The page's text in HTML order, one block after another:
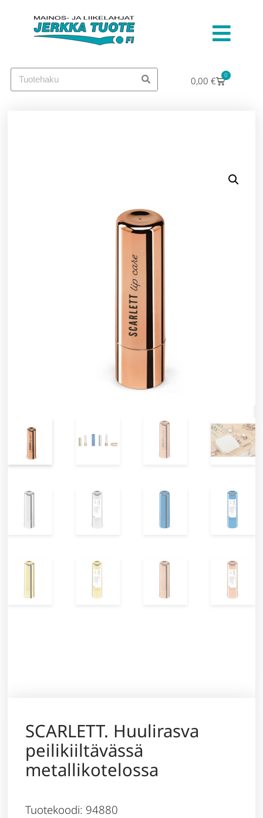
0,00 € 0
SCARLETT. Huulirasva
peilikiiltävässä
metallikotelossa
Tuotekoodi: 94880